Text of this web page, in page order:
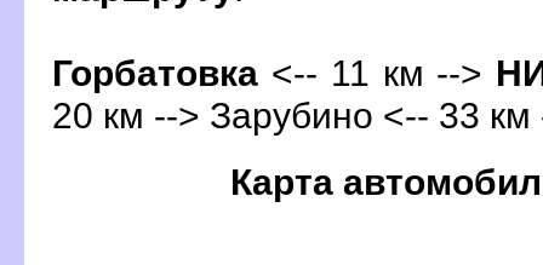
Горбатовка <-- 11 км -->
20 км --> Зарубино <-- 33
Карта